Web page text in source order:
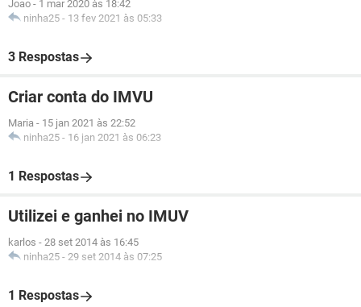
Joao - 1 mar 2020 às 18:42
ninha25 - 13 fev 2021 às 05:33
3 Respostas
Criar conta do IMVU
Maria - 15 jan 2021 às 22:52
ninha25 - 16 jan 2021 às 06:23
1 Respostas
Utilizei e ganhei no IMUV
karlos - 28 set 2014 às 16:45
ninha25 - 29 set 2014 às 07:25
1 Respostas